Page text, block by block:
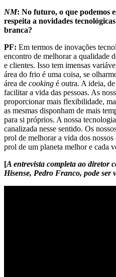
NM: No futuro, o que podemos
respeita a novidades
branca?
PF: Em termos de inovações
encontro de melhorar a qualidade
e clientes. Isso tem imensas
área do frio é uma coisa, se
área de cooking é outra. A ideia,
facilitar a vida das pessoas. As
proporcionar mais flexibilidade,
as mesmas disponham de mais
para si próprios. A nossa
canalizada nesse sentido. Os
prol de melhorar a vida dos
prol de um planeta melhor e cada
[A entrevista completa ao diretor
Hisense, Pedro Franco, pode ser